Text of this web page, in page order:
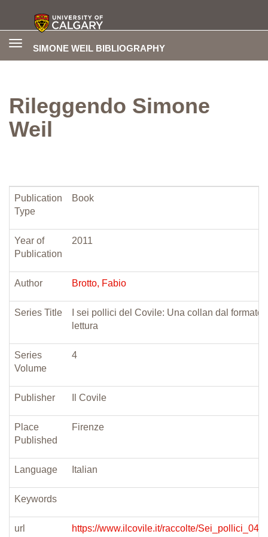
SIMONE WEIL BIBLIOGRAPHY
Toggle
Rileggendo Simone
Weil
Publication
Type
Book
Year of
Publication
2011
Author Brotto, Fabio
Series Title
I sei pollici del Covile: Una collan dal
lettura
Series
Volume
4
Publisher Il Covile
Place
Published
Firenze
Language Italian
Keywords
url https://www.ilcovile.it/raccolte/